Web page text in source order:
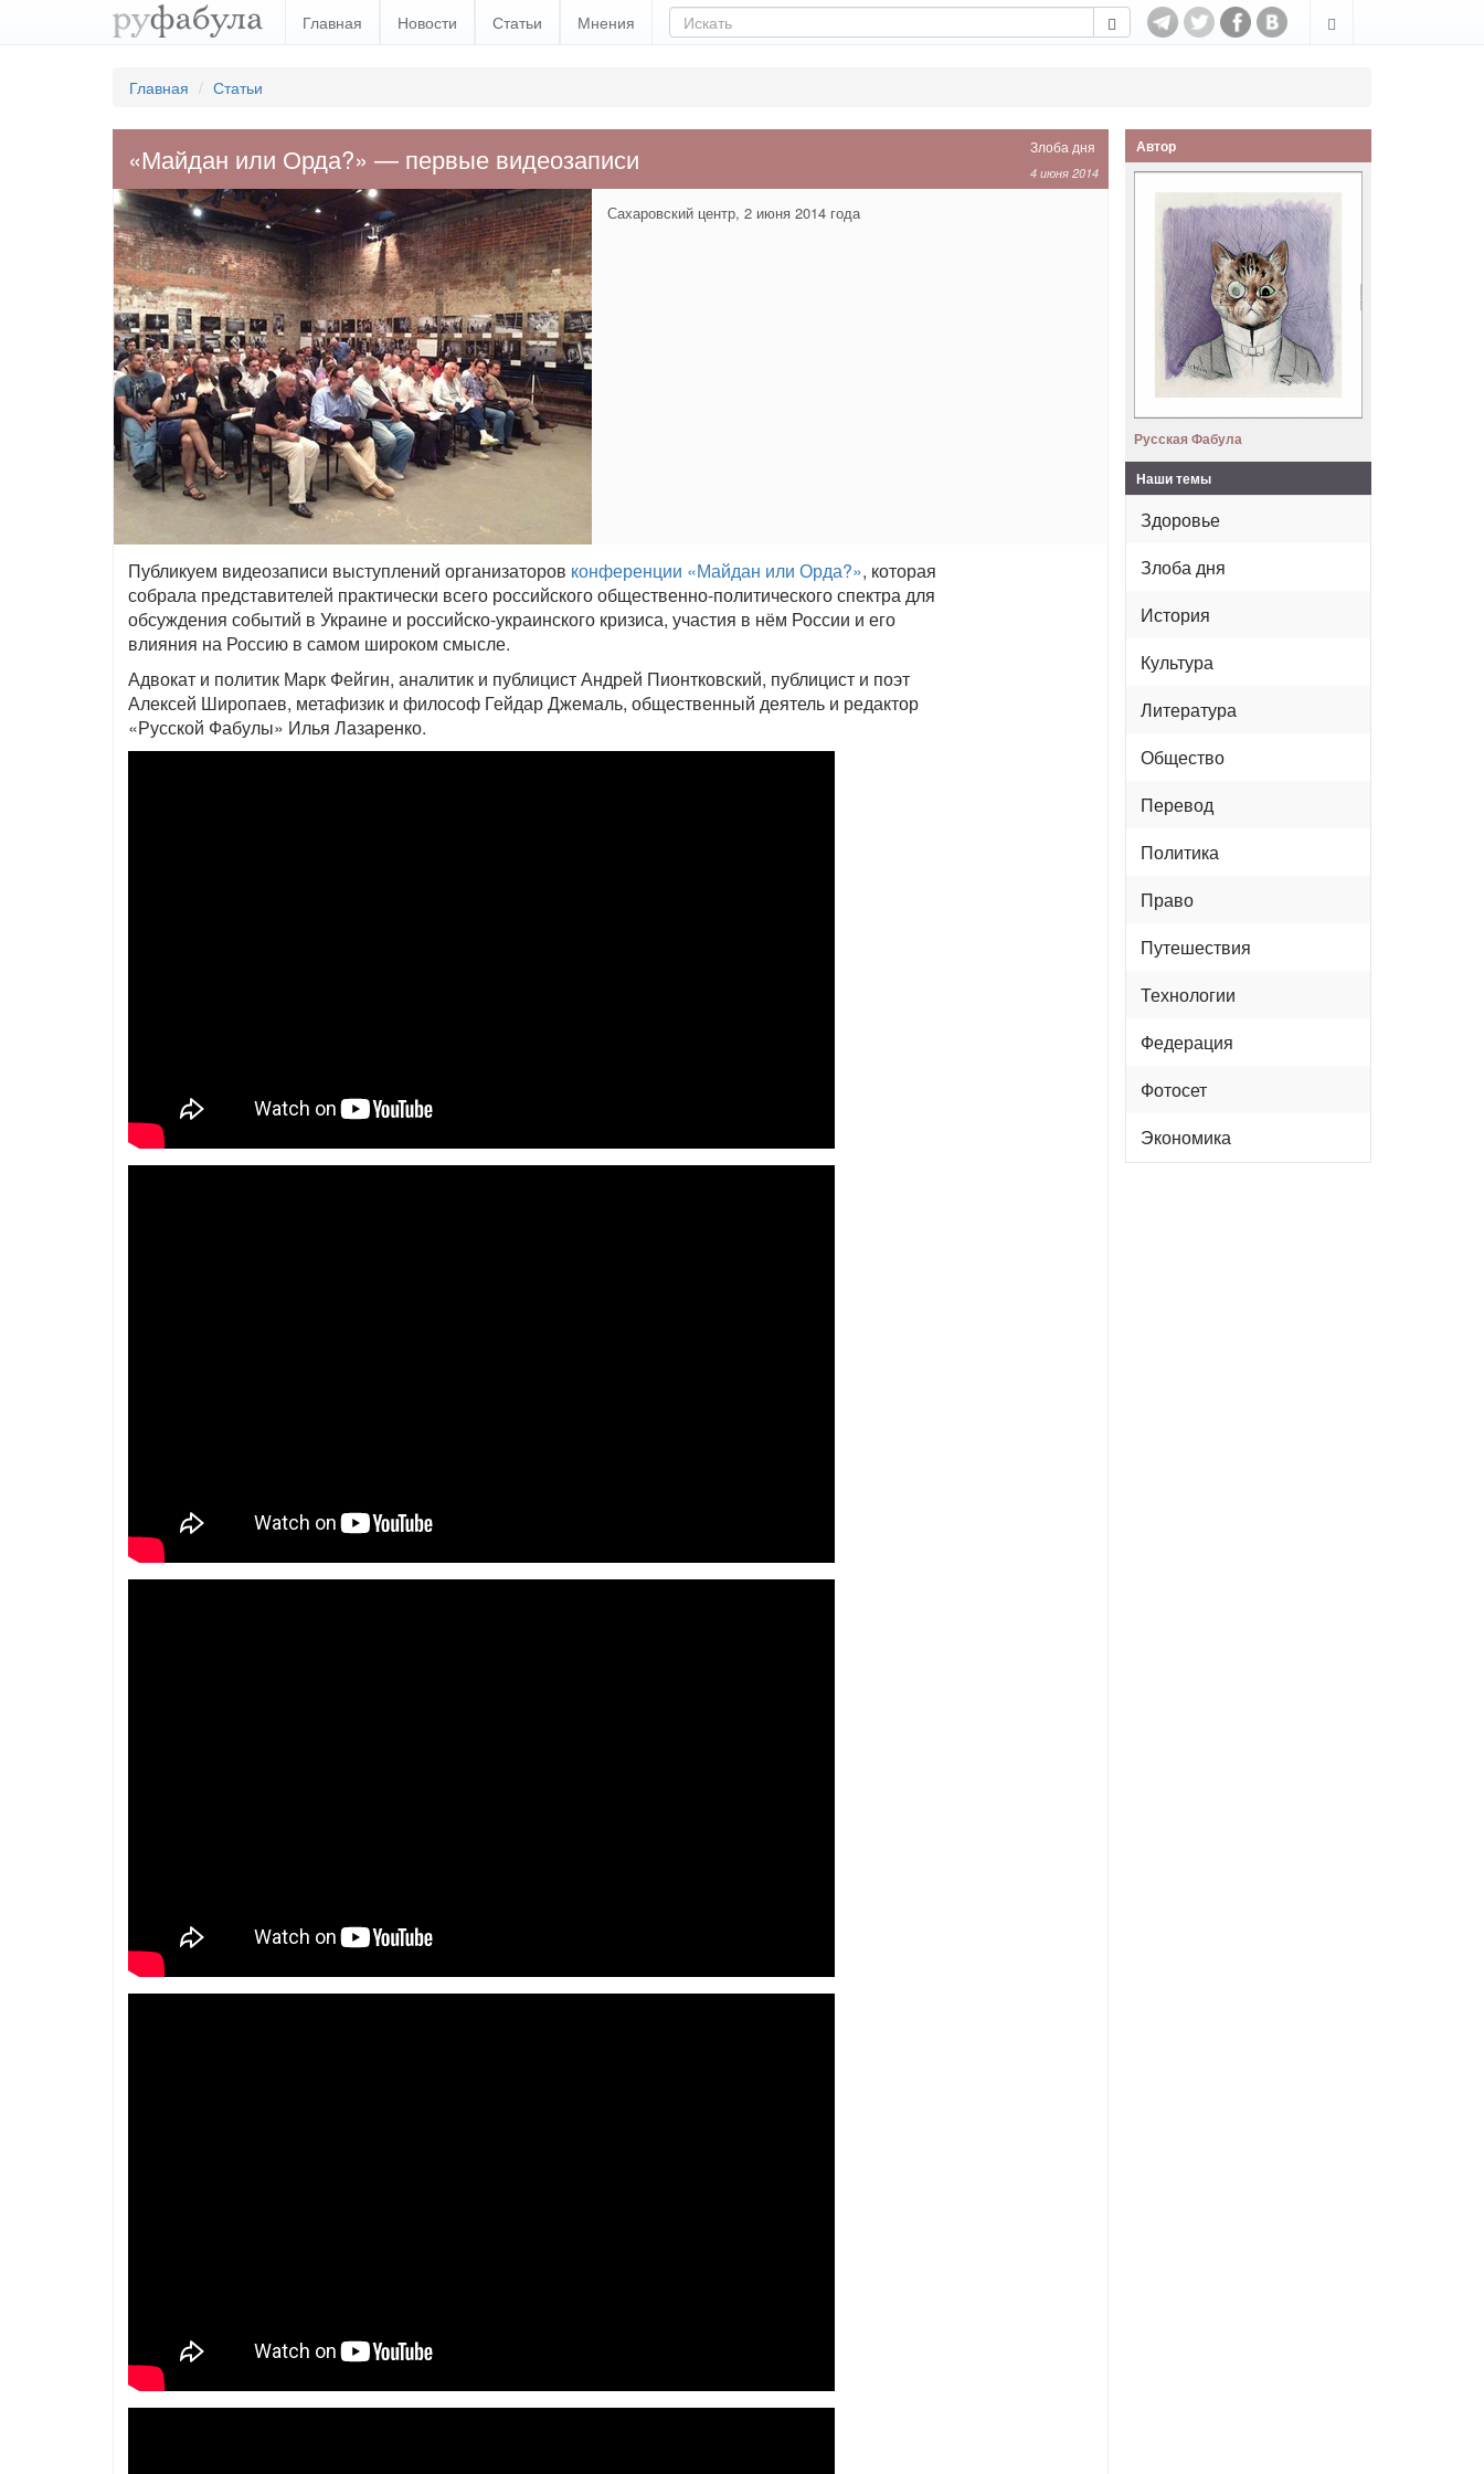
Главная Новости Статьи Мнения
Главная Статьи
Злоба дня
4 июня 2014
«Майдан или Орда?» — первые видеозаписи
Сахаровский центр, 2 июня 2014 года
Публикуем видеозаписи выступлений организаторов конференции «Майдан или Орда?», которая
собрала представителей практически всего российского общественно-политического спектра для
обсуждения событий в Украине и российско-украинского кризиса, участия в нём России и его
влияния на Россию в самом широком смысле.
Адвокат и политик Марк Фейгин, аналитик и публицист Андрей Пионтковский, публицист и поэт
Алексей Широпаев, метафизик и философ Гейдар Джемаль, общественный деятель и редактор
«Русской Фабулы» Илья Лазаренко.
Автор
Русская Фабула
Наши темы
Здоровье
Злоба дня
История
Культура
Литература
Общество
Перевод
Политика
Право
Путешествия
Технологии
Федерация
Фотосет
Экономика